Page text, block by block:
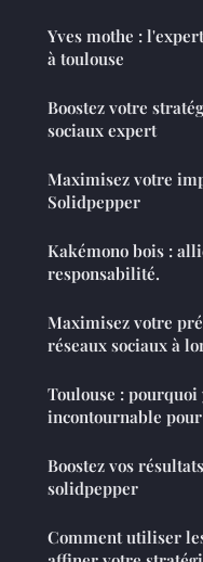
Yves mothe :
à toulouse
Boostez votre
sociaux expert
Maximisez votre
Solidpepper
Kakémono bois :
responsabilité.
Maximisez votre
réseaux sociaux à
Toulouse :
incontournable
Boostez vos
solidpepper
Comment utiliser